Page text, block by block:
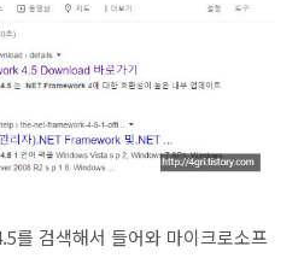
를 검색해서 들어와 마이크로소프